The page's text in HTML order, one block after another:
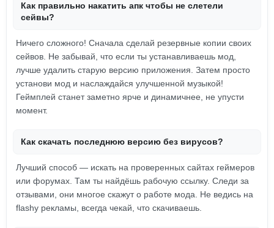
Как правильно накатить апк чтобы не слетели
сейвы?
Ничего сложного! Сначала сделай резервные копии своих
сейвов. Не забывай, что если ты устанавливаешь мод,
лучше удалить старую версию приложения. Затем просто
установи мод и наслаждайся улучшенной музыкой!
Геймплей станет заметно ярче и динамичнее, не упусти
момент.
Как скачать последнюю версию без вирусов?
Лучший способ — искать на проверенных сайтах геймеров
или форумах. Там ты найдёшь рабочую ссылку. Следи за
отзывами, они многое скажут о работе мода. Не ведись на
flashy рекламы, всегда чекай, что скачиваешь.